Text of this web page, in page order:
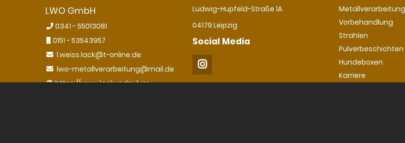
LWO GmbH
0341 - 55013081
0151 - 53543957
l.weiss.lack@t-online.de
lwo-metallverarbeitung@mail.de
https://www.lackundpulver
Ludwig-Hupfeld-Straße 1A
04179 Leipzig
Social Media
Navigation
überspringen
Metallverarbeitung
Vorbehandlung
Strahlen
Pulverbeschichten
Hundeboxen
Karriere